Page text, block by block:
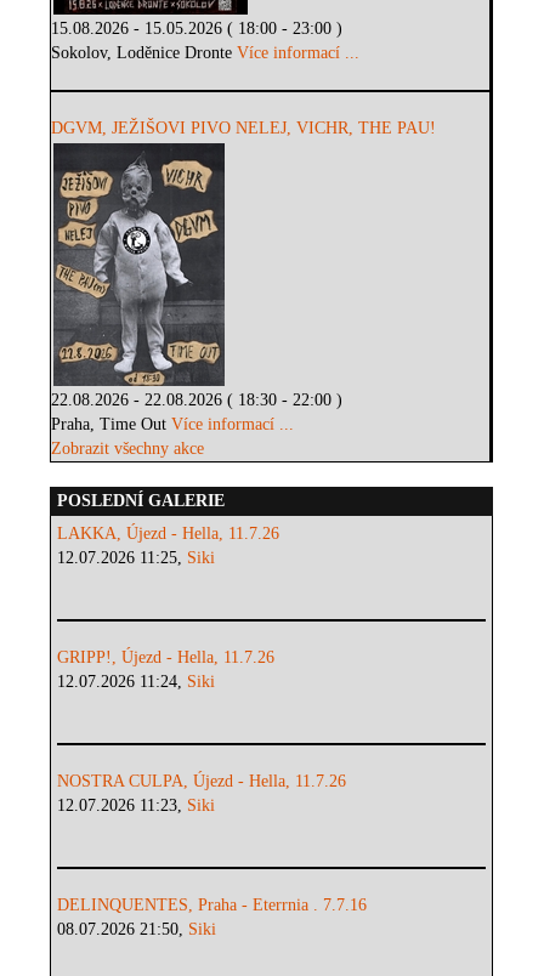
15.08.2026 - 15.05.2026 ( 18:00 - 23:00 )
Sokolov, Loděnice DronteVíce informací ...
DGVM, JEŽIŠOVI PIVO NELEJ, VICHR, THE PAU!
22.08.2026 - 22.08.2026 ( 18:30 - 22:00 )
Praha, Time OutVíce informací ...
Zobrazit všechny akce
POSLEDNÍ GALERIE
LAKKA, Újezd - Hella, 11.7.26
12.07.2026 11:25, Siki
GRIPP!, Újezd - Hella, 11.7.26
12.07.2026 11:24, Siki
NOSTRA CULPA, Újezd - Hella, 11.7.26
12.07.2026 11:23, Siki
DELINQUENTES, Praha - Eterrnia . 7.7.16
08.07.2026 21:50, Siki